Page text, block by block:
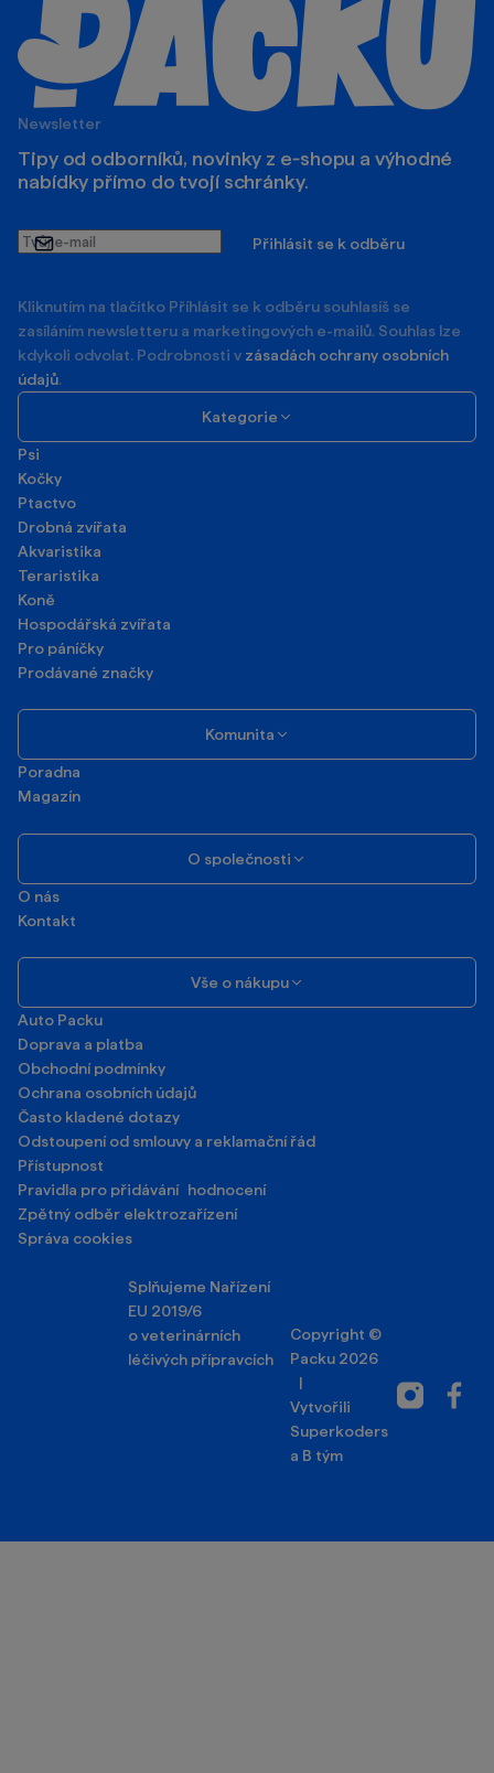
Newsletter
Tipy od odborníků, novinky z e‑shopu a výhodné
nabídky přímo do tvojí schránky.
Tvůj
e-
Přihlásit se k odběru
Kliknutím na tlačítko Příhlásit se k odběru souhlasíš se
zasíláním newsletteru a marketingových e-mailů. Souhlas lze
kdykoli odvolat. Podrobnosti v zásadách ochrany osobních
údajů.
Kategorie
Psi
Kočky
Ptactvo
Drobná zvířata
Akvaristika
Teraristika
Koně
Hospodářská zvířata
Pro páníčky
Prodávané značky
Komunita
Poradna
Magazín
O společnosti
O nás
Kontakt
Vše o nákupu
Auto Packu
Doprava a platba
Obchodní podmínky
Ochrana osobních údajů
Často kladené dotazy
Odstoupení od smlouvy a reklamační řád
Přístupnost
Pravidla pro přidávání hodnocení
Zpětný odběr elektrozařízení
Správa cookies
Splňujeme Nařízení
EU 2019/6
o veterinárních
léčivých přípravcích
Copyright ©
Packu 2026
|
Vytvořili
Superkoders
a B tým
Instagram